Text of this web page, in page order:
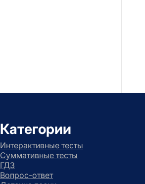
Категории
Интерактивные тесты
Суммативные тесты
ГДЗ
Вопрос-ответ